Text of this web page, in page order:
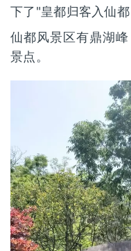
下了"皇都归客入仙都
仙都风景区有鼎湖
景点。